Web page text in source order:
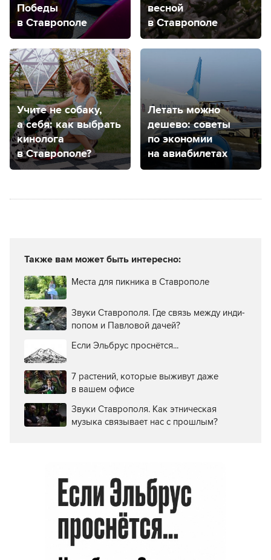
Победы
в Ставрополе
весной
в Ставрополе
Учите не собаку,
а себя: как выбрать
кинолога
в Ставрополе?
Летать можно
дешево: советы
по экономии
на авиабилетах
Также вам может быть интересно:
Места для пикника в Ставрополе
Звуки Ставрополя. Где связь между инди-
попом и Павловой дачей?
Если Эльбрус проснётся...
7 растений, которые выживут даже
в вашем офисе
Звуки Ставрополя. Как этническая
музыка связывает нас с прошлым?